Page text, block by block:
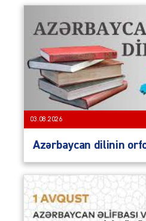
03.08.2026
Azərbaycan dilinin